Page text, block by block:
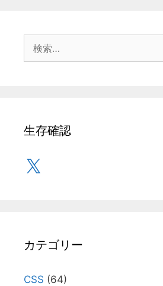
生存確認
X
カテゴリー
CSS (64)